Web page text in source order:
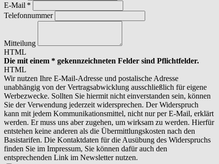
E-Mail
Telefonnummer
Mitteilung
HTML
Die mit einem * gekennzeichneten Felder sind Pflichtfelder.
HTML
Wir nutzen Ihre E-Mail-Adresse und postalische Adresse
unabhängig von der Vertragsabwicklung ausschließlich für eigene
Werbezwecke. Sollten Sie hiermit nicht einverstanden sein, können
Sie der Verwendung jederzeit widersprechen. Der Widerspruch
kann mit jedem Kommunikationsmittel, nicht nur per E-Mail, erklärt
werden. Er muss uns aber zugehen, um wirksam zu werden. Hierfür
entstehen keine anderen als die Übermittlungskosten nach den
Basistarifen. Die Kontaktdaten für die Ausübung des Widerspruchs
finden Sie im Impressum, Sie können dafür auch den
entsprechenden Link im Newsletter nutzen.